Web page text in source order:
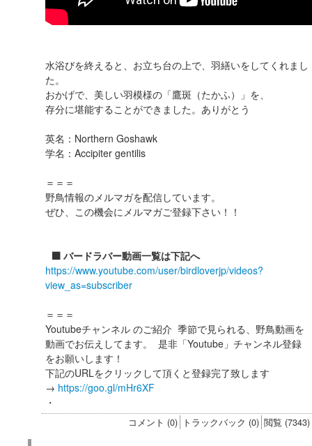
水浴びを終えると、お立ち台の上で、羽繕いをしてくれまし
た。
おかげで、美しい羽模様の「鷹斑（たかふ）」を、
存分に堪能することができました。ありがとう
英名：Northern Goshawk
学名：Accipiter gentilis
＝＝＝
野鳥情報のメルマガを配信しています。
ぜひ、この機会にメルマガご登録下さい！！
⬛️ バードラバー動画一覧は下記へ
https://www.youtube.com/user/birdloverjp/videos?
view_as=subscriber
＝＝＝
Youtubeチャンネル のご紹介 季節で見られる、野鳥動画を
動画でお伝えしてます。 是非「Youtube」チャンネル登録
をお願いします！
下記のURLをクリックして頂くと登録完了致します
→ https://goo.gl/mHr6XF
・
コメント (0) トラックバック (0) 閲覧 (7343)